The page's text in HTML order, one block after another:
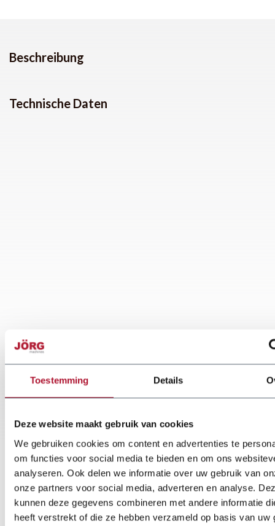
Toestemming Details
Deze website maakt gebruik van cookies
We gebruiken cookies om content en advertenties te
om functies voor social media te bieden en om ons
analyseren. Ook delen we informatie over uw gebruik van
onze partners voor social media, adverteren en analyse.
kunnen deze gegevens combineren met andere informatie
heeft verstrekt of die ze hebben verzameld op basis van uw
Beschreibung
Technische Daten